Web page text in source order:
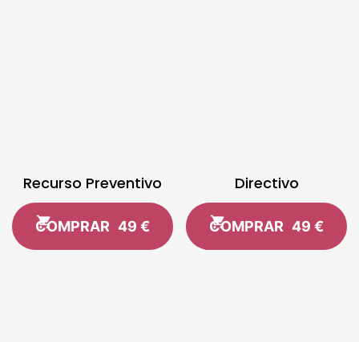
Recurso Preventivo
COMPRAR 49 €
Directivo
COMPRAR 49 €